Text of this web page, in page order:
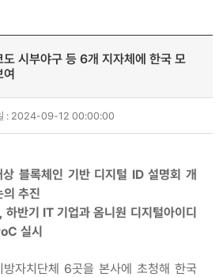
도 시부야구 등 6개 지자체에 한국 모
여
: 2024-09-12 00:00:00
블록체인 기반 디지털 ID 설명회 개
추진
반기 IT 기업과 옴니원 디지털아이디
실시
방자치단체 6곳을 본사에 초청해 한국